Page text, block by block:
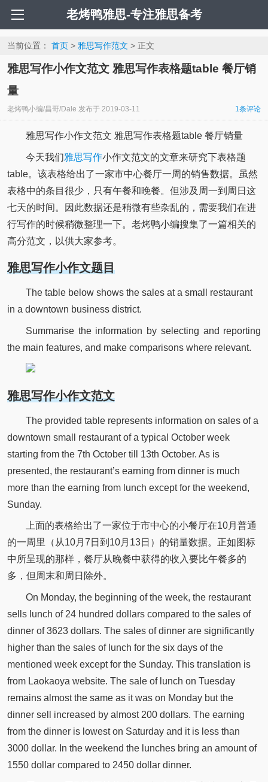
老烤鸭雅思-专注雅思备考
当前位置： 首页> 雅思写作范文 > 正文
雅思写作小作文范文 雅思写作表格题table 餐厅销
量
老烤鸭小编/昌哥/Dale 发布于 2019-03-11 1条评论
雅思写作小作文范文 雅思写作表格题table 餐厅销量
今天我们雅思写作小作文范文的文章来研究下表格题
table。该表格给出了一家市中心餐厅一周的销售数据。虽然
表格中的条目很少，只有午餐和晚餐。但涉及周一到周日这
七天的时间。因此数据还是稍微有些杂乱的，需要我们在进
行写作的时候稍微整理一下。老烤鸭小编搜集了一篇相关的
高分范文，以供大家参考。
雅思写作小作文题目
The table below shows the sales at a small restaurant
in a downtown business district.
Summarise the information by selecting and reporting
the main features, and make comparisons where relevant.
雅思写作小作文范文
The provided table represents information on sales of a
downtown small restaurant of a typical October week
starting from the 7th October till 13th October. As is
presented, the restaurant’s earning from dinner is much
more than the earning from lunch except for the weekend,
Sunday.
上面的表格给出了一家位于市中心的小餐厅在10月普通
的一周里（从10月7日到10月13日）的销量数据。正如图标
中所呈现的那样，餐厅从晚餐中获得的收入要比午餐多的
多，但周末和周日除外。
On Monday, the beginning of the week, the restaurant
sells lunch of 24 hundred dollars compared to the sales of
dinner of 3623 dollars. The sales of dinner are significantly
higher than the sales of lunch for the six days of the
mentioned week except for the Sunday. This translation is
from Laokaoya website. The sale of lunch on Tuesday
remains almost the same as it was on Monday but the
dinner sell increased by almost 200 dollars. The earning
from the dinner is lowest on Saturday and it is less than
3000 dollar. In the weekend the lunches bring an amount of
1550 dollar compared to 2450 dollar dinner.